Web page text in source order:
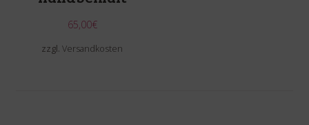
65,00€
zzgl.Versandkosten